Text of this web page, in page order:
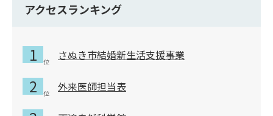
アクセスランキング
さぬき市結婚新生活支援事業
外来医師担当表